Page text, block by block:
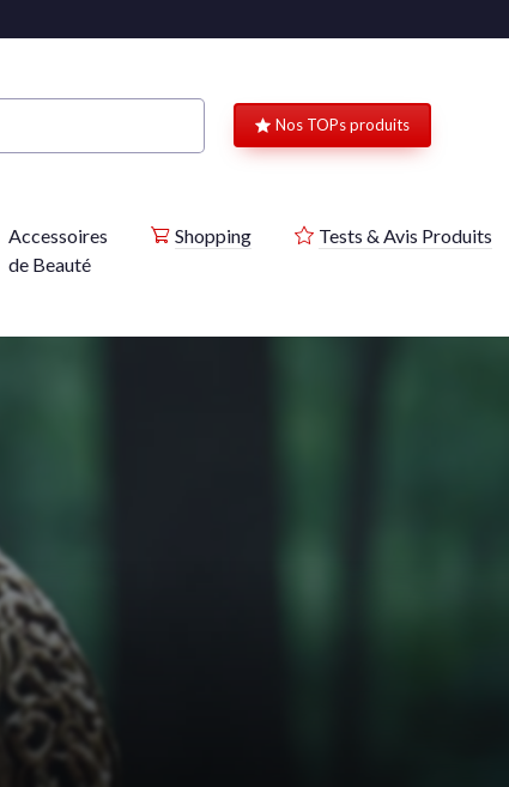
Nos TOPs produits
Accessoires
de Beauté
Shopping Tests & Avis Produits